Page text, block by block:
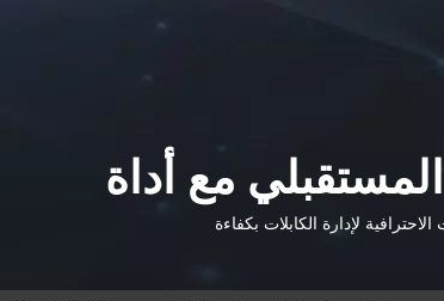
مع أداة
المثالية
لإدارة الكابلات بكفاءة